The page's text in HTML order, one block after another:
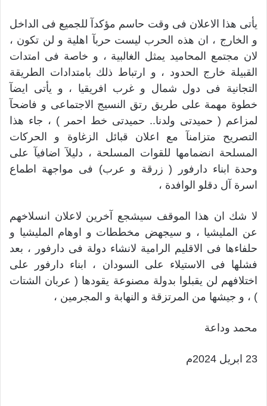
يأتى هذا الاعلان فى وقت حاسم مؤكدآ للجميع فى الداخل
و الخارج ، ان هذه الحرب ليست حربآ اهلية و لن تكون ،
لان مجتمع المحاميد يمثل الغالبية ، و خاصة فى امتدات
القبيلة خارج الحدود ، و ارتباط ذلك بامتدادات الطريقة
التجانية فى دول شمال و غرب افريقيا ، و يأتى ايضآ
خطوة مهمة على طريق رتق النسيج الاجتماعى و فاضحآ
لمزاعم ( حميدتى ولدنا.. حميدتى خط احمر ) ، جاء هذا
التصريح متزامنآ مع اعلان قبائل الزغاوة و الحركات
المسلحة انضمامها للقوات المسلحة ، دليلآ اضافيآ على
وحدة ابناء دارفور ( زرقة و عرب) فى مواجهة اطماع
اسرة آل دقلو الوافدة ،
لا شك ان هذا الموقف سيشجع آخرين لاعلان انسلاخهم
عن المليشيا ، و سيجهض مخططات و اوهام المليشيا و
حلفاءها فى الاقليم الرامية لانشاء دولة فى دارفور ، بعد
فشلها فى الاستيلاء على السودان ، ابناء دارفور على
اختلافهم لن يقبلوا بدولة مصنوعة يقودها ( عربان الشتات
) ، و جيشها من المرتزقة و النهابة و المجرمين ،
محمد وداعة
23 ابريل 2024م